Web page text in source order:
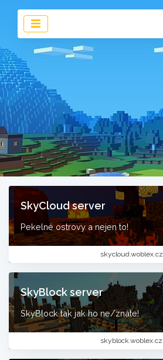
SkyCloud server
Pekelné ostrovy a nejen to!
skycloud.woblex.cz
SkyBlock server
SkyBlock tak jak ho ne/znáte!
skyblock.woblex.cz